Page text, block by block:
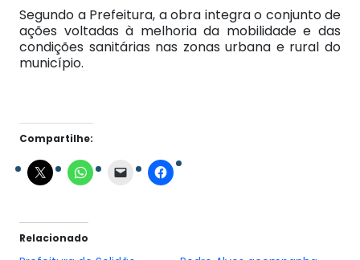
Segundo a Prefeitura, a obra integra o conjunto de
ações voltadas à melhoria da mobilidade e das
condições sanitárias nas zonas urbana e rural do
município.
Compartilhe:
Relacionado